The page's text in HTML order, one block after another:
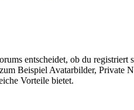
entscheidet, ob du registriert
Beispiel Avatarbilder, Private
Vorteile bietet.